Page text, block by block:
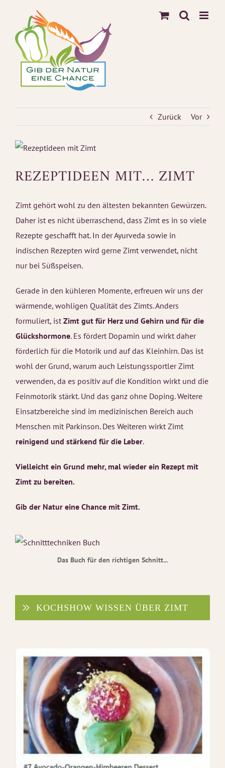
springen
Zurück Vor
REZEPTIDEEN MIT… ZIMT
Zimt gehört wohl zu den ältesten bekannten Gewürzen.
Daher ist es nicht überraschend, dass Zimt es in so viele
Rezepte geschafft hat. In der Ayurveda sowie in
indischen Rezepten wird gerne Zimt verwendet, nicht
nur bei Süßspeisen.
Gerade in den kühleren Momente, erfreuen wir uns der
wärmende, wohligen Qualität des Zimts. Anders
formuliert, istZimt gut für Herz und Gehirn und für die
Glückshormone. Es fördert Dopamin und wirkt daher
förderlich für die Motorik und auf das Kleinhirn. Das ist
wohl der Grund, warum auch Leistungssportler Zimt
verwenden, da es positiv auf die Kondition wirkt und die
Feinmotorik stärkt. Und das ganz ohne Doping. Weitere
Einsatzbereiche sind im medizinischen Bereich auch
Menschen mit Parkinson. Des Weiteren wirkt Zimt
reinigend und stärkend für die Leber.
Vielleicht ein Grund mehr, mal wieder ein Rezept mit
Zimt zu bereiten.
Gib der Natur eine Chance mit Zimt.
Das Buch für den richtigen Schnitt...
KOCHSHOW WISSEN ÜBER ZIMT